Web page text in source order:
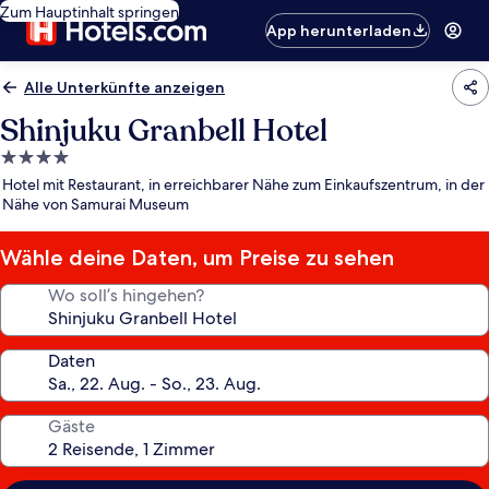
Zum Hauptinhalt springen
App herunterladen
Alle Unterkünfte anzeigen
Shinjuku Granbell Hotel
4.0-
Sterne-
Unterkunft
Hotel mit Restaurant, in erreichbarer Nähe zum Einkaufszentrum, in der
Nähe von Samurai Museum
Wähle deine Daten, um Preise zu sehen
Wo soll’s hingehen?
Daten
Gäste